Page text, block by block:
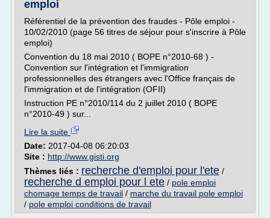
emploi
Référentiel de la prévention des fraudes - Pôle emploi -
10/02/2010 (page 56 titres de séjour pour s'inscrire à Pôle
emploi)
Convention du 18 mai 2010 ( BOPE n°2010-68 ) -
Convention sur l'intégration et l'immigration
professionnelles des étrangers avec l'Office français de
l'immigration et de l'intégration (OFII)
Instruction PE n°2010/114 du 2 juillet 2010 ( BOPE
n°2010-49 ) sur...
Lire la suite
Date: 2017-04-08 06:20:03
Site : http://www.gisti.org
Thèmes liés : recherche d'emploi pour l'ete /
recherche d emploi pour l ete / pole emploi
chomage temps de travail / marche du travail pole emploi
/ pole emploi conditions de travail